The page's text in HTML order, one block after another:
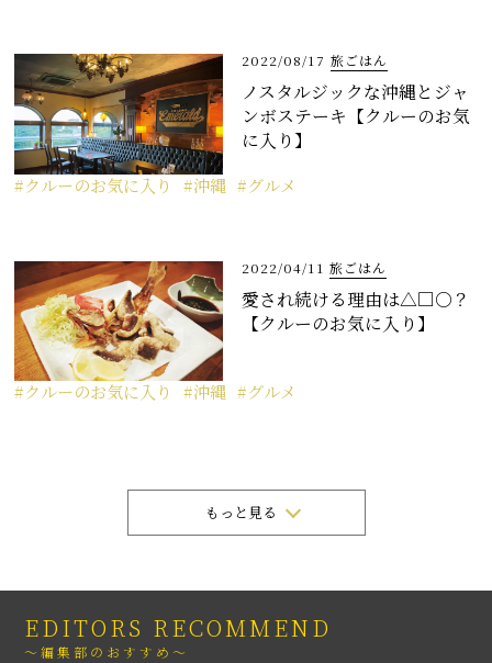
2022/08/17 旅ごはん
ノスタルジックな沖縄とジャ
ンボステーキ【クルーのお気
に入り】
クルーのお気に入り 沖縄 グルメ
2022/04/11 旅ごはん
愛され続ける理由は△□○？
【クルーのお気に入り】
クルーのお気に入り 沖縄 グルメ
もっと見る
EDITORS RECOMMEND
～編集部のおすすめ～